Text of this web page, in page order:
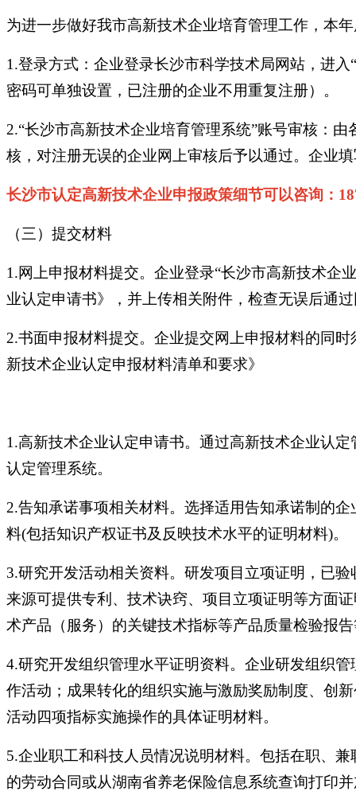
为进一步做好我市高新技术企业培育管理工作，本
1.登录方式：企业登录长沙市科学技术局网站，进
密码可单独设置，已注册的企业不用重复注册）。
2.“长沙市高新技术企业培育管理系统”账号审核：
核，对注册无误的企业网上审核后予以通过。企业
长沙市认定高新技术企业申报政策细节可以咨询：
（三）提交材料
1.网上申报材料提交。企业登录“长沙市高新技术企
业认定申请书》，并上传相关附件，检查无误后通
2.书面申报材料提交。企业提交网上申报材料的同
新技术企业认定申报材料清单和要求》
1.高新技术企业认定申请书。通过高新技术企业认
认定管理系统。
2.告知承诺事项相关材料。选择适用告知承诺制的
料(包括知识产权证书及反映技术水平的证明材料)。
3.研究开发活动相关资料。研发项目立项证明，已
来源可提供专利、技术诀窍、项目立项证明等方面
术产品（服务）的关键技术指标等产品质量检验报
4.研究开发组织管理水平证明资料。企业研发组织
作活动；成果转化的组织实施与激励奖励制度、创
活动四项指标实施操作的具体证明材料。
5.企业职工和科技人员情况说明材料。包括在职、
的劳动合同或从湖南省养老保险信息系统查询打印